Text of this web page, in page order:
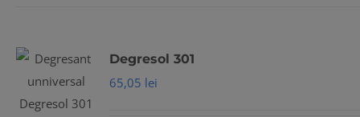
Degresol 301
65,05 lei